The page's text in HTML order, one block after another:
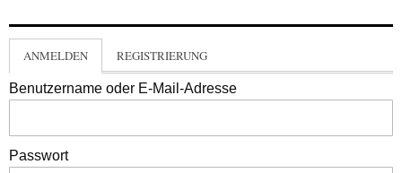
ANMELDEN REGISTRIERUNG
Benutzername oder E-Mail-Adresse
Passwort